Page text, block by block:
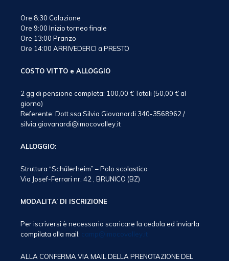
Ore 8:30 Colazione
Ore 9:00 Inizio torneo finale
Ore 13:00 Pranzo
Ore 14:00 ARRIVEDERCI a PRESTO
COSTO VITTO e ALLOGGIO
2 gg di pensione completa: 100,00 € Totali (50,00 € al
giorno)
Referente: Dott.ssa Silvia Giovanardi 340-3568962 /
silvia.giovanardi@imocovolley.it
ALLOGGIO:
Struttura “Schülerheim” – Polo scolastico
Via Josef-Ferrari nr. 42 , BRUNICO (BZ)
MODALITA’ DI ISCRIZIONE
Per iscriversi è necessario scaricare la cedola ed inviarla
compilata alla mail: camp@imocovolley.it
ALLA CONFERMA VIA MAIL DELLA PRENOTAZIONE DEL